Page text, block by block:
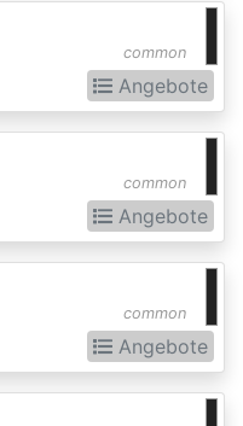
common
Angebote
common
Angebote
common
Angebote